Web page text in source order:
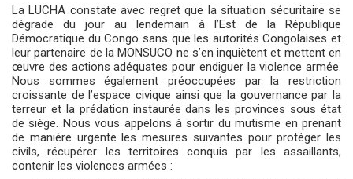
La LUCHA constate avec regret que la situation sécuritaire se
dégrade du jour au lendemain à l’Est de la République
Démocratique du Congo sans que les autorités Congolaises et
leur partenaire de la MONSUCO ne s’en inquiètent et mettent en
œuvre des actions adéquates pour endiguer la violence armée.
Nous sommes également préoccupées par la restriction
croissante de l’espace civique ainsi que la gouvernance par la
terreur et la prédation instaurée dans les provinces sous état
de siège. Nous vous appelons à sortir du mutisme en prenant
de manière urgente les mesures suivantes pour protéger les
civils, récupérer les territoires conquis par les assaillants,
contenir les violences armées :